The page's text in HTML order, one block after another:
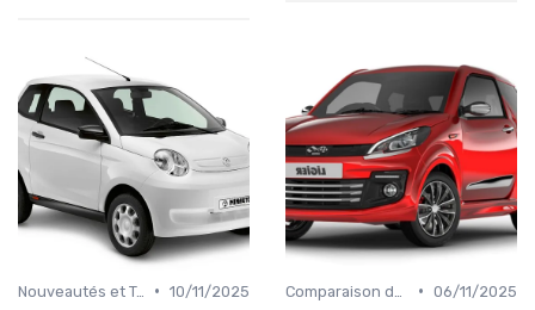
Nouveautés et Tendances • 10/11/2025
• 06/11/2025